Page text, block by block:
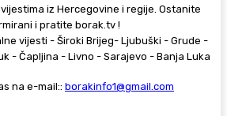
iz Hercegovine i regije. Ostanite
i pratite borak.tv !
vijesti - Široki Brijeg- Ljubuški - Grude -
- Čapljina - Livno - Sarajevo - Banja Luka
na e-mail:: borakinfo1@gmail.com